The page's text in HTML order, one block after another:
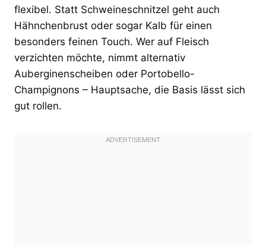
flexibel. Statt Schweineschnitzel geht auch
Hähnchenbrust oder sogar Kalb für einen
besonders feinen Touch. Wer auf Fleisch
verzichten möchte, nimmt alternativ
Auberginenscheiben oder Portobello-
Champignons – Hauptsache, die Basis lässt sich
gut rollen.